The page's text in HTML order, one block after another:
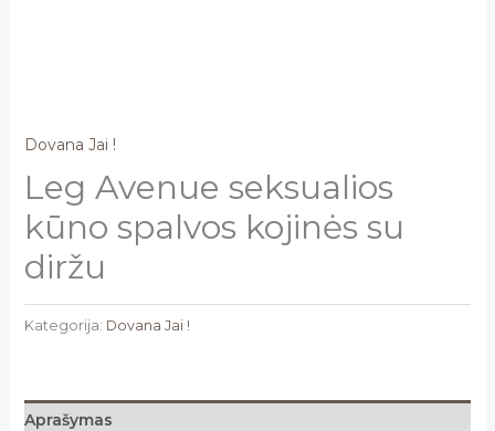
Dovana Jai !
Leg Avenue seksualios
kūno spalvos kojinės su
diržu
Kategorija: Dovana Jai !
Aprašymas